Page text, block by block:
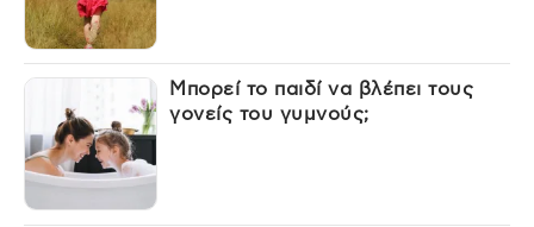
Μπορεί το παιδί να βλέπει τους
γονείς του γυμνούς;